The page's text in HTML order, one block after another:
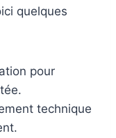
quelques
pour
technique